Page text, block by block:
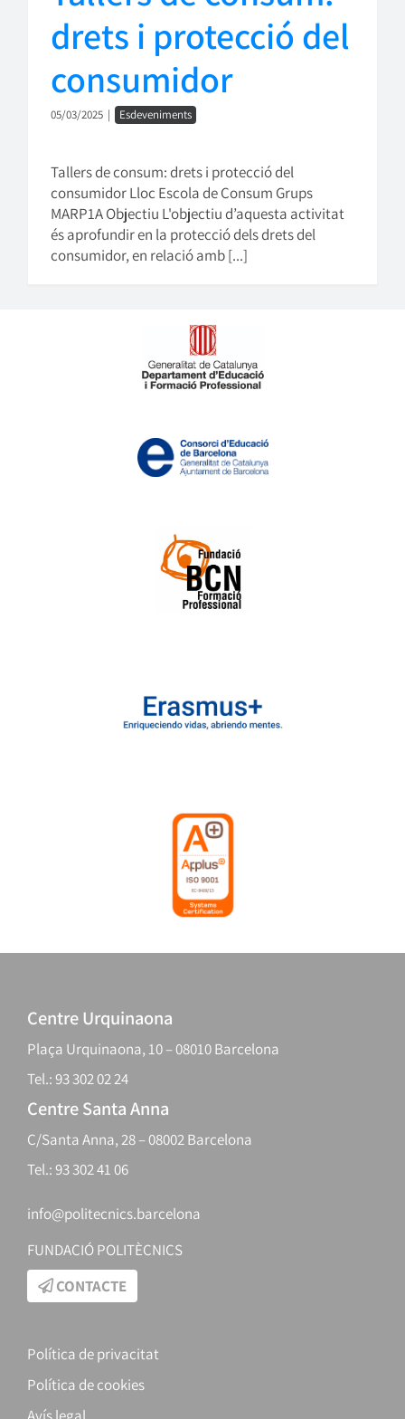
drets i protecció del
consumidor
05/03/2025 | Esdeveniments
Tallers de consum: drets i protecció del
consumidor Lloc Escola de Consum Grups
MARP1A Objectiu L'objectiu d’aquesta activitat
és aprofundir en la protecció dels drets del
consumidor, en relació amb [...]
Centre Urquinaona
Plaça Urquinaona, 10 – 08010 Barcelona
Tel.: 93 302 02 24
Centre Santa Anna
C/Santa Anna, 28 – 08002 Barcelona
Tel.: 93 302 41 06
info@politecnics.barcelona
FUNDACIÓ POLITÈCNICS
CONTACTE
Política de privacitat
Política de cookies